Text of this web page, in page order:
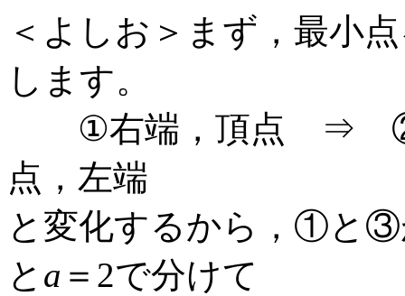
＜よしお＞まず，最小
します。
①右端，頂点 ⇒
点，左端
と変化するから，①と③
と a ＝2で分けて